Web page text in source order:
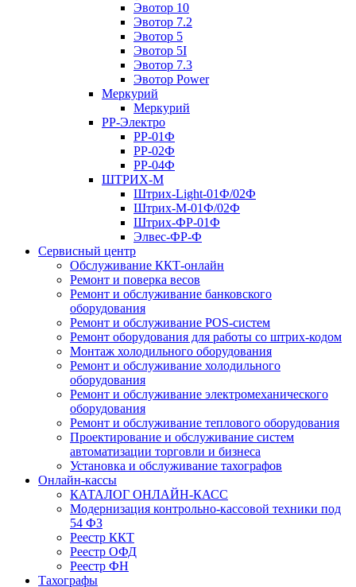
Эвотор 10
Эвотор 7.2
Эвотор 5
Эвотор 5I
Эвотор 7.3
Эвотор Power
Меркурий
Меркурий
РР-Электро
РР-01Ф
РР-02Ф
РР-04Ф
ШТРИХ-М
Штрих-Light-01Ф/02Ф
Штрих-М-01Ф/02Ф
Штрих-ФР-01Ф
Элвес-ФР-Ф
Сервисный центр
Обслуживание ККТ-онлайн
Ремонт и поверка весов
Ремонт и обслуживание банковского
оборудования
Ремонт и обслуживание POS-систем
Ремонт оборудования для работы со штрих-кодом
Монтаж холодильного оборудования
Ремонт и обслуживание холодильного
оборудования
Ремонт и обслуживание электромеханического
оборудования
Ремонт и обслуживание теплового оборудования
Проектирование и обслуживание систем
автоматизации торговли и бизнеса
Установка и обслуживание тахографов
Онлайн-кассы
КАТАЛОГ ОНЛАЙН-КАСС
Модернизация контрольно-кассовой техники под
54 ФЗ
Реестр ККТ
Реестр ОФД
Реестр ФН
Тахографы